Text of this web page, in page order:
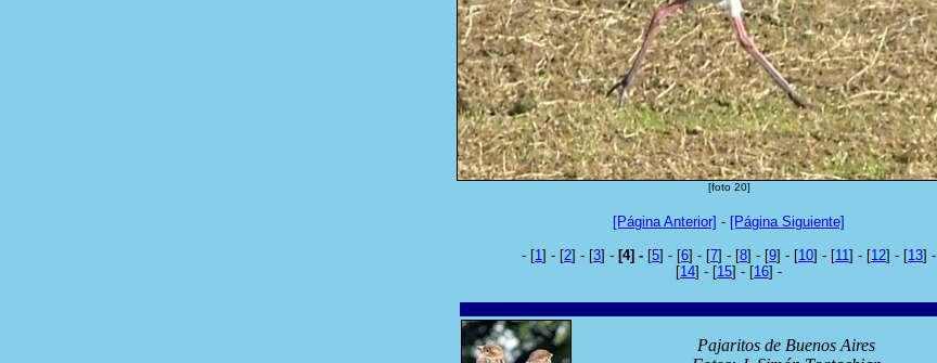
[foto 20]
[Página Anterior] - [Página Siguiente]
- [1] - [2] - [3] - [4] - [5] - [6] - [7] - [8] - [9] - [10] - [11] - [12] - [13] -
[14] - [15] - [16] -
Pajaritos de Buenos Aires